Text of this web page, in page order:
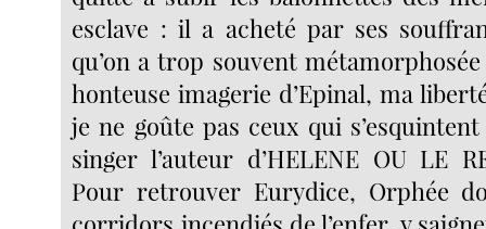
esclave : il a acheté par ses
qu’on a trop souvent
honteuse imagerie d’Epinal, ma
je ne goûte pas ceux qui
singer l’auteur d’HELENE OU LE
Pour retrouver Eurydice, Orphée